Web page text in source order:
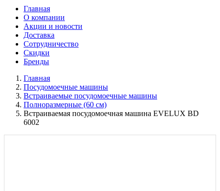
Главная
О компании
Акции и новости
Доставка
Сотрудничество
Скидки
Бренды
Главная
Посудомоечные машины
Встраиваемые посудомоечные машины
Полноразмерные (60 см)
Встраиваемая посудомоечная машина EVELUX BD
6002